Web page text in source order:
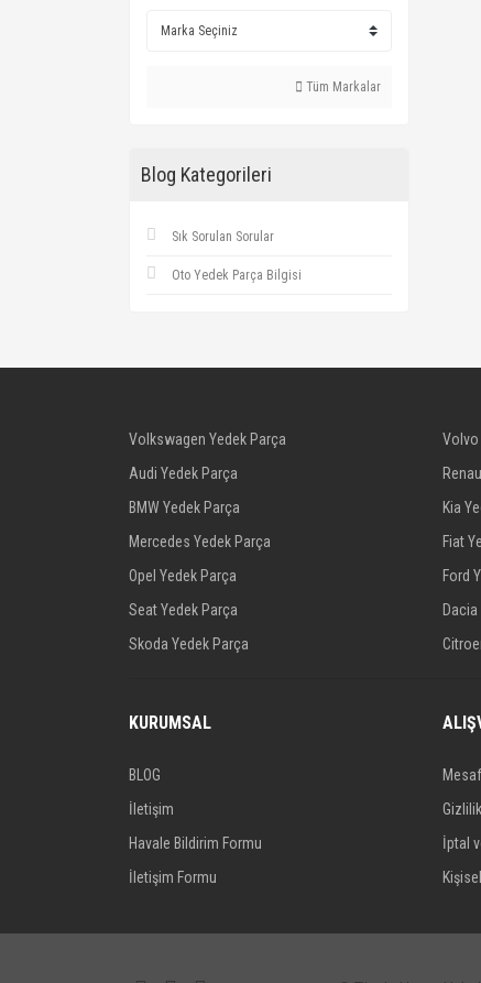
Tüm Markalar
Blog Kategorileri
Sık Sorulan Sorular
Oto Yedek Parça Bilgisi
Volkswagen Yedek Parça
Audi Yedek Parça
BMW Yedek Parça
Mercedes Yedek Parça
Opel Yedek Parça
Seat Yedek Parça
Skoda Yedek Parça
Volvo
Kia
Fiat
Ford
KURUMSAL
BLOG
İletişim
Havale Bildirim Formu
İletişim Formu
İptal